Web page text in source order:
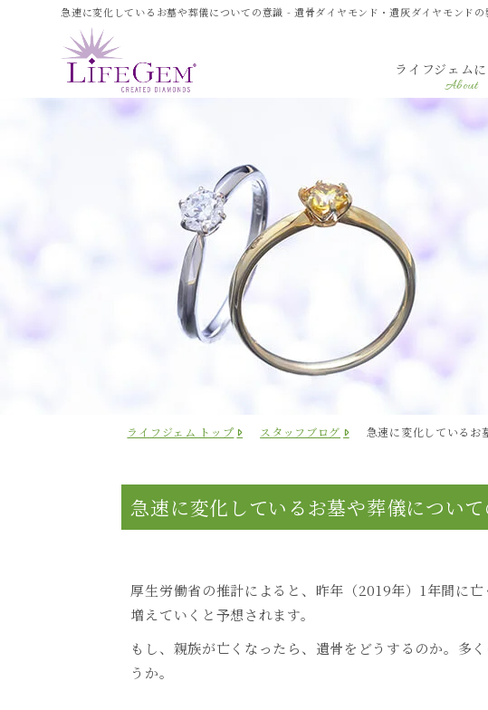
急速に変化しているお墓や葬儀についての意識 - 遺骨ダイヤモンド・遺灰ダイヤモンド
ライフジェム
About
ライフジェム トップ スタッフブログ 急速に変化しているお
急速に変化しているお墓や葬儀につい
厚生労働省の推計によると、昨年（2019年） 1 年間に
増えていくと予想されます。
もし、親族が亡くなったら、遺骨をどうするのか。多
うか。